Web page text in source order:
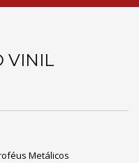
VINIL
Metálicos